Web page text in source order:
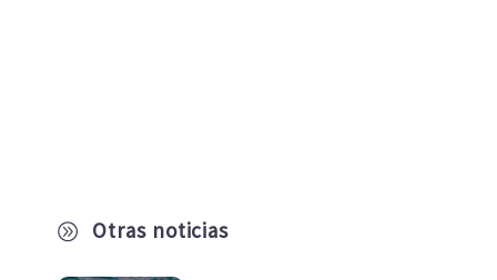
A Otras noticias